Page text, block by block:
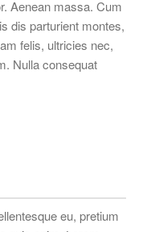
Aenean massa. Cum
dis parturient montes,
felis, ultricies nec,
Nulla consequat
eu, pretium